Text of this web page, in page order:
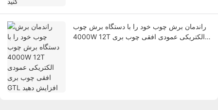
راندمان برش چوب خود را با دستگاه برش چوب
4000W 12T الکتریکی عمودی افقی چوب بری